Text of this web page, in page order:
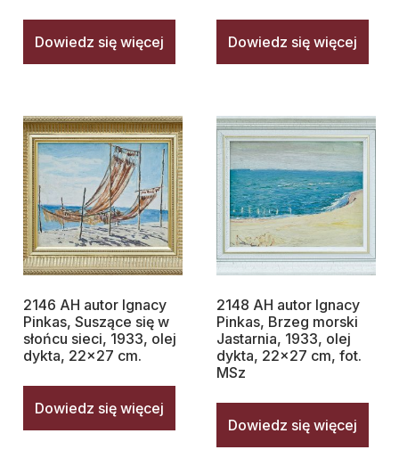
Dowiedz się więcej Dowiedz się więcej
2146 AH autor Ignacy
Pinkas, Suszące się w
słońcu sieci, 1933, olej
dykta, 22×27 cm.
Dowiedz się więcej
2148 AH autor Ignacy
Pinkas, Brzeg morski
Jastarnia, 1933, olej
dykta, 22×27 cm, fot.
MSz
Dowiedz się więcej